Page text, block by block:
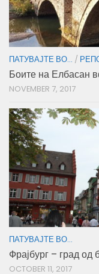
ПАТУВАЈТЕ ВО... /
Боите на Елбасан
NOVEMBER 7, 2017
ПАТУВАЈТЕ ВО...
Фрајбург – град од
OCTOBER 11, 2017